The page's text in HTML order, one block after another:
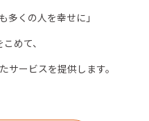
多くの人を幸せに」
めて、
サービスを提供します。